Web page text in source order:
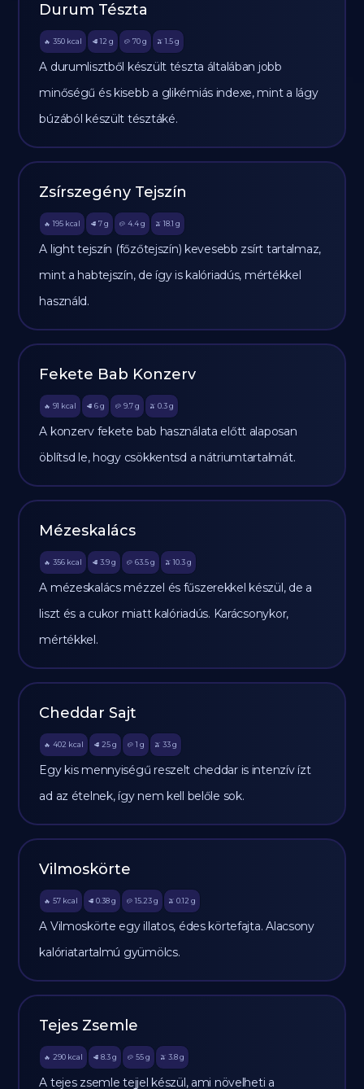
Durum Tészta
🔥 350 kcal 🥩 12 g 🥔 70g 🫒 1.5 g
A durumlisztből készült tészta általában jobb
minőségű és kisebb a glikémiás indexe, mint a lágy
búzából készült tésztáké.
Zsírszegény Tejszín
🔥 195 kcal 🥩 7 g 🥔 4.4g 🫒 18.1 g
A light tejszín (főzőtejszín) kevesebb zsírt tartalmaz,
mint a habtejszín, de így is kalóriadús, mértékkel
használd.
Fekete Bab Konzerv
🔥 91 kcal 🥩 6 g 🥔 9.7g 🫒 0.3 g
A konzerv fekete bab használata előtt alaposan
öblítsd le, hogy csökkentsd a nátriumtartalmát.
Mézeskalács
🔥 356 kcal 🥩 3.9 g 🥔 63.5g 🫒 10.3 g
A mézeskalács mézzel és fűszerekkel készül, de a
liszt és a cukor miatt kalóriadús. Karácsonykor,
mértékkel.
Cheddar Sajt
🔥 402 kcal 🥩 25 g 🥔 1 g 🫒 33 g
Egy kis mennyiségű reszelt cheddar is intenzív ízt
ad az ételnek, így nem kell belőle sok.
Vilmoskörte
🔥 57 kcal 🥩 0.38 g 🥔 15.23g 🫒 0.12 g
A Vilmoskörte egy illatos, édes körtefajta. Alacsony
kalóriatartalmú gyümölcs.
Tejes Zsemle
🔥 290 kcal 🥩 8.3 g 🥔 55g 🫒 3.8 g
A tejes zsemle tejjel készül, ami növelheti a